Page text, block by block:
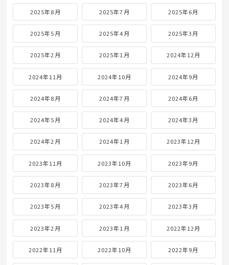
2025年8月 2025年7月 2025年6月
2025年5月 2025年4月 2025年3月
2025年2月 2025年1月 2024年12月
2024年11月 2024年10月 2024年9月
2024年8月 2024年7月 2024年6月
2024年5月 2024年4月 2024年3月
2024年2月 2024年1月 2023年12月
2023年11月 2023年10月 2023年9月
2023年8月 2023年7月 2023年6月
2023年5月 2023年4月 2023年3月
2023年2月 2023年1月 2022年12月
2022年11月 2022年10月 2022年9月